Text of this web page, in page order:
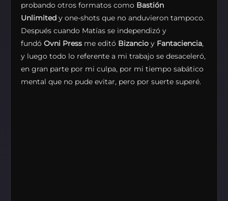
probando otros formatos como Bastión
Unlimited y one-shots que no anduvieron tampoco.
Después cuando Matías se independizó y
fundó Ovni Press me editó Bizancio y Fantaciencia,
y luego todo lo referente a mi trabajo se desaceleró,
en gran parte por mi culpa, por mi tiempo sabático
mental que no pude evitar, pero por suerte superé.